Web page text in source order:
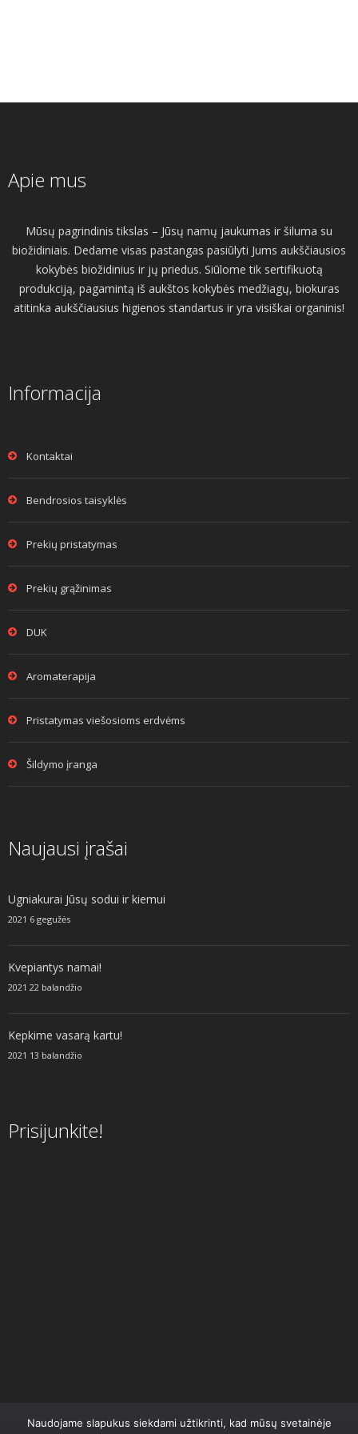
Apie mus
Mūsų pagrindinis tikslas – Jūsų namų jaukumas ir šiluma su
biožidiniais. Dedame visas pastangas pasiūlyti Jums aukščiausios
kokybės biožidinius ir jų priedus. Siūlome tik sertifikuotą
produkciją, pagamintą iš aukštos kokybės medžiagų, biokuras
atitinka aukščiausius higienos standartus ir yra visiškai organinis!
Informacija
Kontaktai
Bendrosios taisyklės
Prekių pristatymas
Prekių grąžinimas
DUK
Aromaterapija
Pristatymas viešosioms erdvėms
Šildymo įranga
Naujausi įrašai
Ugniakurai Jūsų sodui ir kiemui
2021 6 gegužės
Kvepiantys namai!
2021 22 balandžio
Kepkime vasarą kartu!
2021 13 balandžio
Prisijunkite!
Naudojame slapukus siekdami užtikrinti, kad mūsų svetainėje